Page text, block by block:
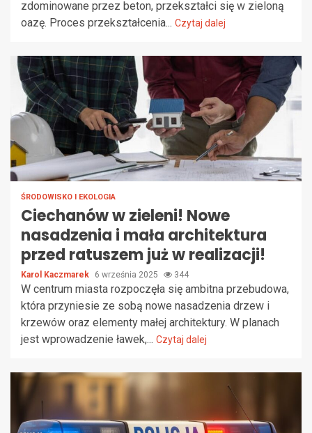
zdominowane przez beton, przekształci się w zieloną
oazę. Proces przekształcenia... Czytaj dalej
ŚRODOWISKO I EKOLOGIA
Ciechanów w zieleni! Nowe
nasadzenia i mała architektura
przed ratuszem już w realizacji!
Karol Kaczmarek 6 września 2025 344
W centrum miasta rozpoczęła się ambitna przebudowa,
która przyniesie ze sobą nowe nasadzenia drzew i
krzewów oraz elementy małej architektury. W planach
jest wprowadzenie ławek,... Czytaj dalej